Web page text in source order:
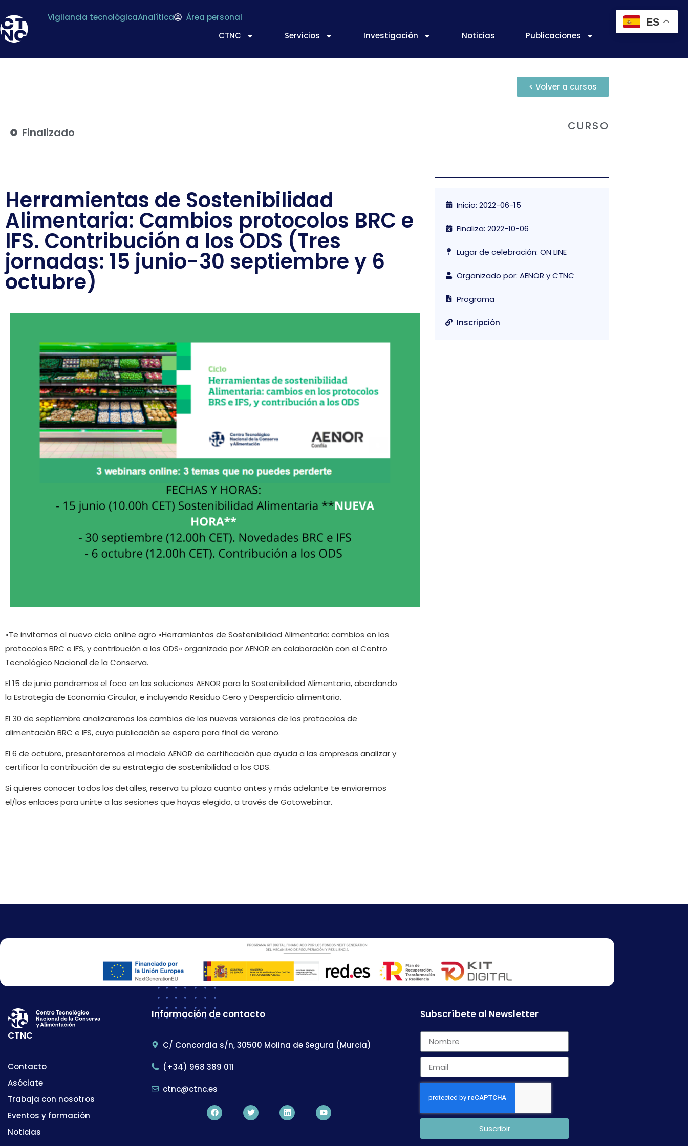
Vigilancia tecnológicaAnalítica
Área personal
CTNC
Servicios Investigación Noticias Publicaciones
< Volver a cursos
Finalizado CURSO
Herramientas de Sostenibilidad
Alimentaria: Cambios protocolos BRC e
IFS. Contribución a los ODS (Tres
jornadas: 15 junio-30 septiembre y 6
octubre)
«Te invitamos al nuevo ciclo online agro «Herramientas de Sostenibilidad Alimentaria: cambios en los
protocolos BRC e IFS, y contribución a los ODS» organizado por AENOR en colaboración con el Centro
Tecnológico Nacional de la Conserva.
El 15 de junio pondremos el foco en las soluciones AENOR para la Sostenibilidad Alimentaria, abordando
la Estrategia de Economía Circular, e incluyendo Residuo Cero y Desperdicio alimentario.
El 30 de septiembre analizaremos los cambios de las nuevas versiones de los protocolos de
alimentación BRC e IFS, cuya publicación se espera para final de verano.
El 6 de octubre, presentaremos el modelo AENOR de certificación que ayuda a las empresas analizar y
certificar la contribución de su estrategia de sostenibilidad a los ODS.
Si quieres conocer todos los detalles, reserva tu plaza cuanto antes y más adelante te enviaremos
el/los enlaces para unirte a las sesiones que hayas elegido, a través de Gotowebinar.
Inicio: 2022-06-15
Finaliza: 2022-10-06
Lugar de celebración: ON LINE
Organizado por: AENOR y CTNC
Programa
Inscripción
CTNC
Contacto
Asóciate
Trabaja con nosotros
Eventos y formación
Noticias
Información de contacto
C/ Concordia s/n, 30500 Molina de Segura (Murcia)
(+34) 968 389 011
ctnc@ctnc.es
Subscríbete al Newsletter
Suscribir
ES